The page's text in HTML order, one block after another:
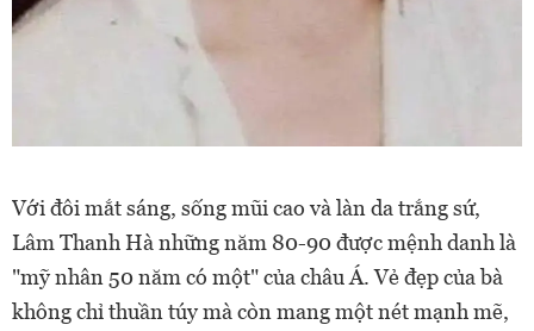
Với đôi mắt sáng, sống mũi cao và làn da trắng sứ,
Lâm Thanh Hà những năm 80-90 được mệnh danh là
"mỹ nhân 50 năm có một" của châu Á. Vẻ đẹp của bà
không chỉ thuần túy mà còn mang một nét mạnh mẽ,